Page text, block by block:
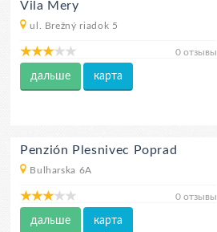
Vila Mery
ul. Brežný riadok 5
0 отзывы
дальше карта
Penzión Plesnivec Poprad
Bulharska 6A
0 отзывы
дальше карта